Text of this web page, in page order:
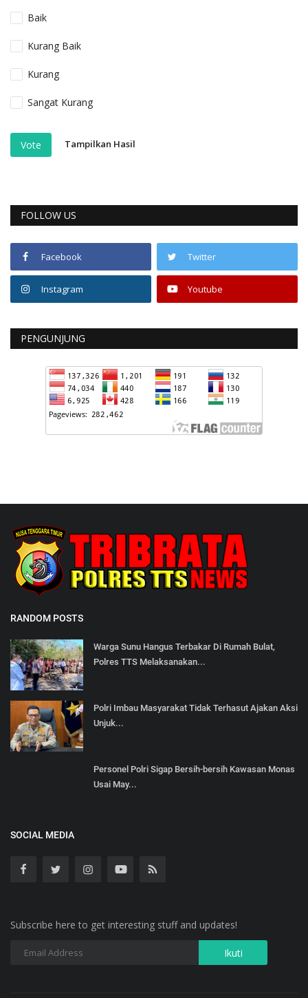
Baik
Kurang Baik
Kurang
Sangat Kurang
Vote Tampilkan Hasil
FOLLOW US
Facebook Twitter
Instagram Youtube
PENGUNJUNG
RANDOM POSTS
Warga Sunu Hangus Terbakar Di Rumah Bulat,
Polres TTS Melaksanakan...
Polri Imbau Masyarakat Tidak Terhasut Ajakan Aksi
Unjuk...
Personel Polri Sigap Bersih-bersih Kawasan Monas
Usai May...
SOCIAL MEDIA
Subscribe here to get interesting stuff and updates!